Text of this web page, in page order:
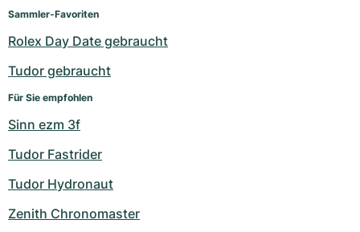
Sammler-Favoriten
Rolex Day Date gebraucht
Tudor gebraucht
Für Sie empfohlen
Sinn ezm 3f
Tudor Fastrider
Tudor Hydronaut
Zenith Chronomaster